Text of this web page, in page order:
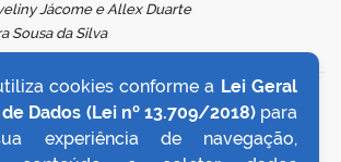
Jácome e Allex Duarte
Sousa da Silva
VOLTAR AO TOPO
cookies conforme a Lei Geral
Dados (Lei nº 13.709/2018)para
experiência de navegação,